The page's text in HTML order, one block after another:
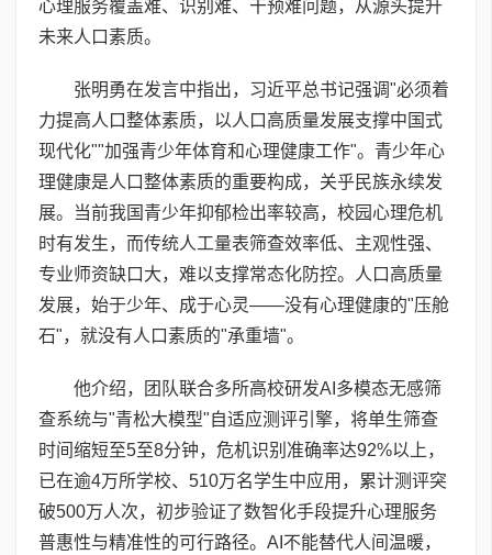
心理服务覆盖难、识别难、干预难问题，从源头提升
未来人口素质。
张明勇在发言中指出，习近平总书记强调"必须着
力提高人口整体素质，以人口高质量发展支撑中国式
现代化""加强青少年体育和心理健康工作"。青少年心
理健康是人口整体素质的重要构成，关乎民族永续发
展。当前我国青少年抑郁检出率较高，校园心理危机
时有发生，而传统人工量表筛查效率低、主观性强、
专业师资缺口大，难以支撑常态化防控。人口高质量
发展，始于少年、成于心灵——没有心理健康的"压舱
石"，就没有人口素质的"承重墙"。
他介绍，团队联合多所高校研发AI多模态无感筛
查系统与"青松大模型"自适应测评引擎，将单生筛查
时间缩短至5至8分钟，危机识别准确率达92%以上，
已在逾4万所学校、510万名学生中应用，累计测评突
破500万人次，初步验证了数智化手段提升心理服务
普惠性与精准性的可行路径。AI不能替代人间温暖，